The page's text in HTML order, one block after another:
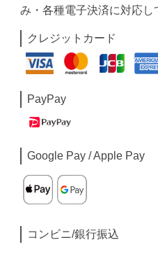
み・各種電子決済に対応し
クレジットカード
PayPay
Google Pay / Apple Pay
コンビニ/銀行振込